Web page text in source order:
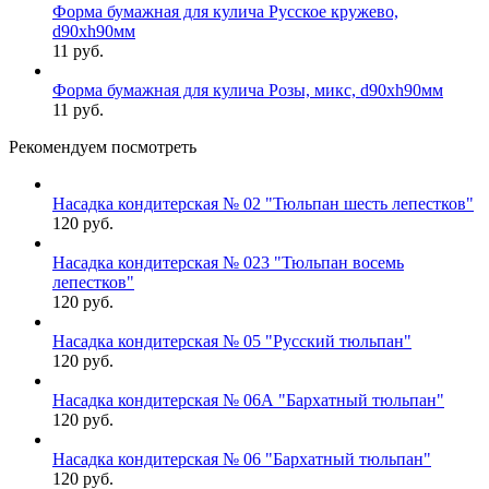
Форма бумажная для кулича Русское кружево,
d90хh90мм
11 руб.
Форма бумажная для кулича Розы, микс, d90хh90мм
11 руб.
Рекомендуем посмотреть
Насадка кондитерская № 02 "Тюльпан шесть лепестков"
120 руб.
Насадка кондитерская № 023 "Тюльпан восемь
лепестков"
120 руб.
Насадка кондитерская № 05 "Русский тюльпан"
120 руб.
Насадка кондитерская № 06А "Бархатный тюльпан"
120 руб.
Насадка кондитерская № 06 "Бархатный тюльпан"
120 руб.